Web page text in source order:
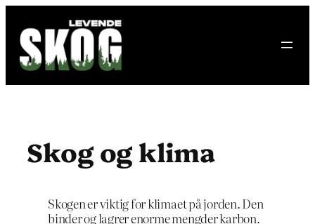
innhold
Skog og klima
Skogen er viktig for klimaet på jorden. Den
binder og lagrer enorme mengder karbon.